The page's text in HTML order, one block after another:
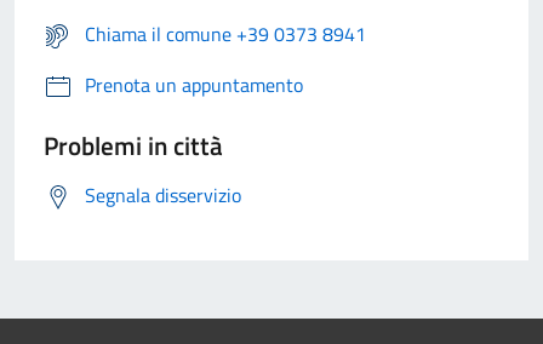
Chiama il comune +39 0373 8941
Prenota un appuntamento
Problemi in città
Segnala disservizio